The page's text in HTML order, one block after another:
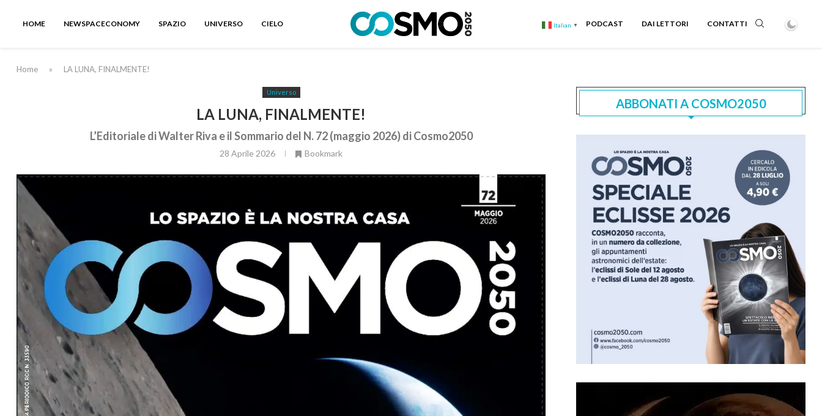
HOME NEWSPACECONOMY SPAZIO UNIVERSO CIELO Italian ▼ PODCAST DAI LETTORI CONTATTI
Home » LA LUNA, FINALMENTE!
Universo
LA LUNA, FINALMENTE!
L’Editoriale di Walter Riva e il Sommario del N. 72 (maggio 2026) di Cosmo2050
28 Aprile 2026 Bookmark
ABBONATI A COSMO2050